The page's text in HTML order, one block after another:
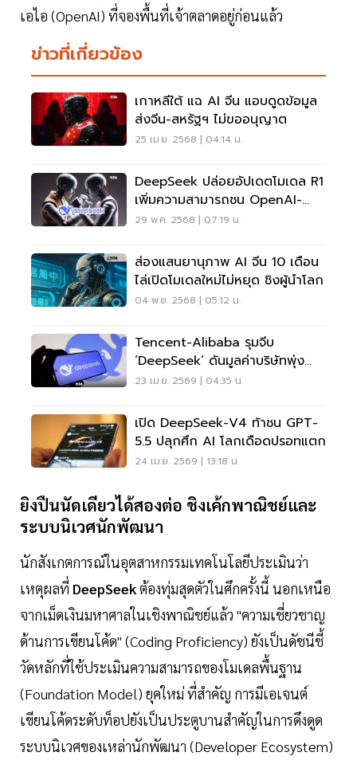
เอไอ (OpenAI) ที่จองพื้นที่เจ้าตลาดอยู่ก่อนแล้ว
ข่าวที่เกี่ยวข้อง
เกาหลีใต้ แฉ AI จีน แอบดูดข้อมูล
ส่งจีน-สหรัฐฯ ไม่ขออนุญาต
25 เม.ย. 2568 | 04:14 น.
DeepSeek ปล่อยอัปเดตโมเดล R1
เพิ่มความสามารถชน OpenAI-
Gemini
29 พ.ค. 2568 | 07:19 น.
ส่องแสนยานุภาพ AI จีน 10 เดือน
ไล่เปิดโมเดลใหม่ไม่หยุด ชิงผู้นำโลก
04 พ.ย. 2568 | 05:12 น.
Tencent-Alibaba รุมจีบ
‘DeepSeek’ ดันมูลค่าบริษัทพุ่ง
เฉียด 7 แสนล้าน
23 เม.ย. 2569 | 04:35 น.
เปิด DeepSeek-V4 ท้าชน GPT-
5.5 ปลุกศึก AI โลกเดือดปรอทแตก
24 เม.ย. 2569 | 13:18 น.
ยิงปืนนัดเดียวได้สองต่อ ชิงเค้กพาณิชย์และ
ระบบนิเวศนักพัฒนา
นักสังเกตการณ์ในอุตสาหกรรมเทคโนโลยีประเมินว่า
เหตุผลที่ DeepSeekต้องทุ่มสุดตัวในศึกครั้งนี้ นอกเหนือ
จากเม็ดเงินมหาศาลในเชิงพาณิชย์แล้ว "ความเชี่ยวชาญ
ด้านการเขียนโค้ด" (Coding Proficiency) ยังเป็นดัชนีชี้
วัดหลักที่ใช้ประเมินความสามารถของโมเดลพื้นฐาน
(Foundation Model) ยุคใหม่ ที่สำคัญ การมีเอเจนต์
เขียนโค้ดระดับท็อปยังเป็นประตูบานสำคัญในการดึงดูด
ระบบนิเวศของเหล่านักพัฒนา (Developer Ecosystem)